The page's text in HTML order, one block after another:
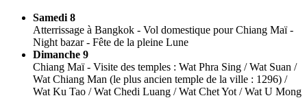
Samedi 8
Atterrissage à Bangkok - Vol domestique pour Chiang Maï -
Night bazar - Fête de la pleine Lune
Dimanche 9
Chiang Maï - Visite des temples : Wat Phra Sing / Wat Suan /
Wat Chiang Man (le plus ancien temple de la ville : 1296) /
Wat Ku Tao / Wat Chedi Luang / Wat Chet Yot / Wat U Mong